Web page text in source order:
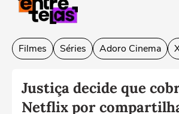
Filmes Séries Adoro Cinema
Justiça decide que
Netflix por